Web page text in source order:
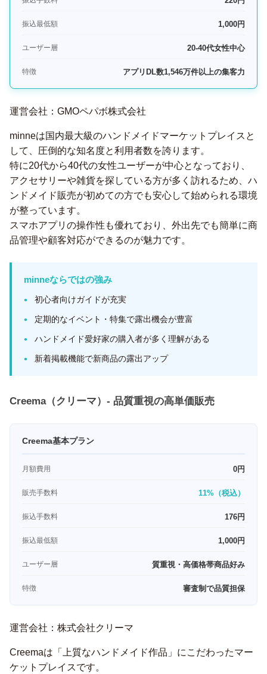
振込最低額 1,000円
ユーザー層 20-40代女性中心
特徴 アプリDL数1,546万件以上の集客力
運営会社：GMOペパボ株式会社
minneは国内最大級のハンドメイドマーケットプレイスと
して、圧倒的な知名度と利用者数を誇ります。
特に20代から40代の女性ユーザーが中心となっており、
アクセサリーや雑貨を探している方が多く訪れるため、ハ
ンドメイド販売が初めての方でも安心して始められる環境
が整っています。
スマホアプリの操作性も優れており、外出先でも簡単に商
品管理や顧客対応ができるのが魅力です。
minneならではの強み
初心者向けガイドが充実
定期的なイベント・特集で露出機会が豊富
ハンドメイド愛好家の購入者が多く理解がある
新着掲載機能で新商品の露出アップ
Creema（クリーマ）- 品質重視の高単価販売
Creema基本プラン
月額費用 0円
販売手数料 11%（税込）
振込手数料 176円
振込最低額 1,000円
ユーザー層 質重視・高価格帯商品好み
特徴 審査制で品質担保
運営会社：株式会社クリーマ
Creemaは「上質なハンドメイド作品」にこだわったマー
ケットプレイスです。